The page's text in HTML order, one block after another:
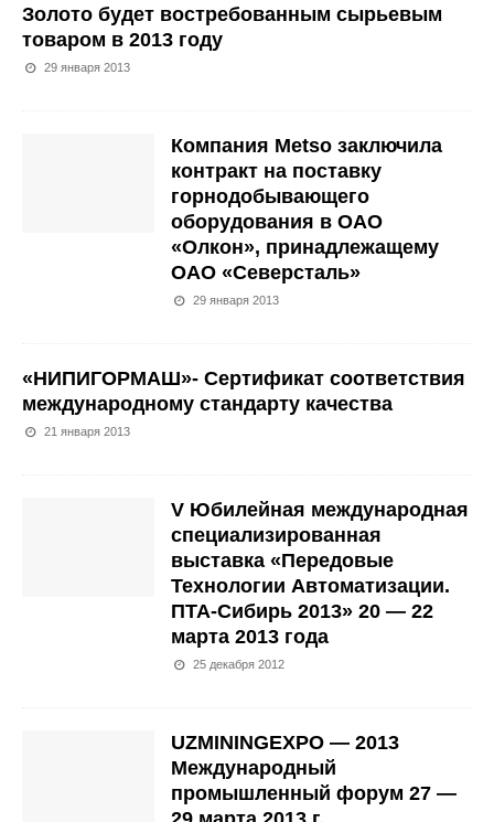
Золото будет востребованным сырьевым
товаром в 2013 году
29 января 2013
Компания Metso заключила
контракт на поставку
горнодобывающего
оборудования в ОАО
«Олкон», принадлежащему
ОАО «Северсталь»
29 января 2013
«НИПИГОРМАШ»- Сертификат соответствия
международному стандарту качества
21 января 2013
V Юбилейная международная
специализированная
выставка «Передовые
Технологии Автоматизации.
ПТА-Сибирь 2013» 20 — 22
марта 2013 года
25 декабря 2012
UZMININGEXPO — 2013
Международный
промышленный форум 27 —